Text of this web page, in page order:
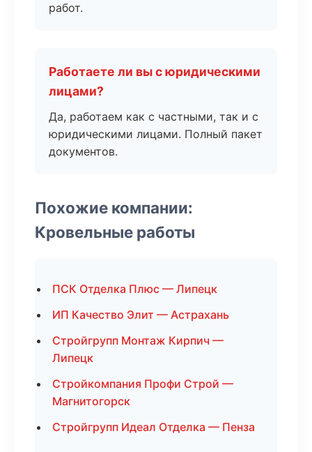
работ.
Работаете ли вы с юридическими
лицами?
Да, работаем как с частными, так и с
юридическими лицами. Полный пакет
документов.
Похожие компании:
Кровельные работы
ПСК Отделка Плюс — Липецк
ИП Качество Элит — Астрахань
Стройгрупп Монтаж Кирпич —
Липецк
Стройкомпания Профи Строй —
Магнитогорск
Стройгрупп Идеал Отделка — Пенза